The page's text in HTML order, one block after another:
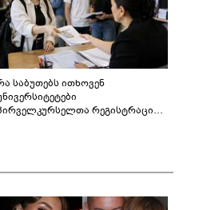
საბუთებს ითხოვენ
რეგისტრაციის